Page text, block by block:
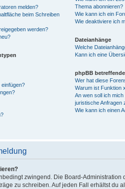
melden?
beim Schreiben
werden?
einfügen?
Thema abonnieren?
Wie kann ich ein
Wie deaktiviere ich
Dateianhänge
Welche
Kann ich eine
phpBB
Wer hat diese
Warum ist Funktion
An wen soll ich
juristische Anfragen
Wie kann ich einen
zwingend. Die Board-Administration
zu schreiben. Auf jeden Fall erhältst du